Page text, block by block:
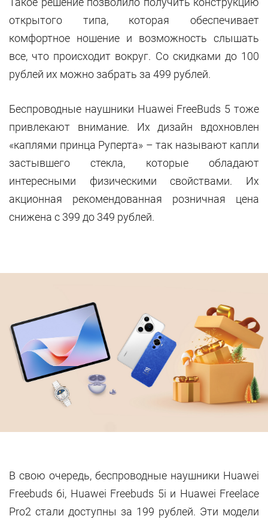
открытого типа, которая обеспечивает
комфортное ношение и возможность слышать
все, что происходит вокруг. Со скидками до 100
рублей их можно забрать за 499 рублей.
Беспроводные наушники Huawei FreeBuds 5 тоже
привлекают внимание. Их дизайн вдохновлен
«каплями принца Руперта» – так называют капли
застывшего стекла, которые обладают
интересными физическими свойствами. Их
акционная рекомендованная розничная цена
снижена с 399 до 349 рублей.
В свою очередь, беспроводные наушники Huawei
Freebuds 6i, Huawei Freebuds 5i и Huawei Freelace
Pro2 стали доступны за 199 рублей. Эти модели